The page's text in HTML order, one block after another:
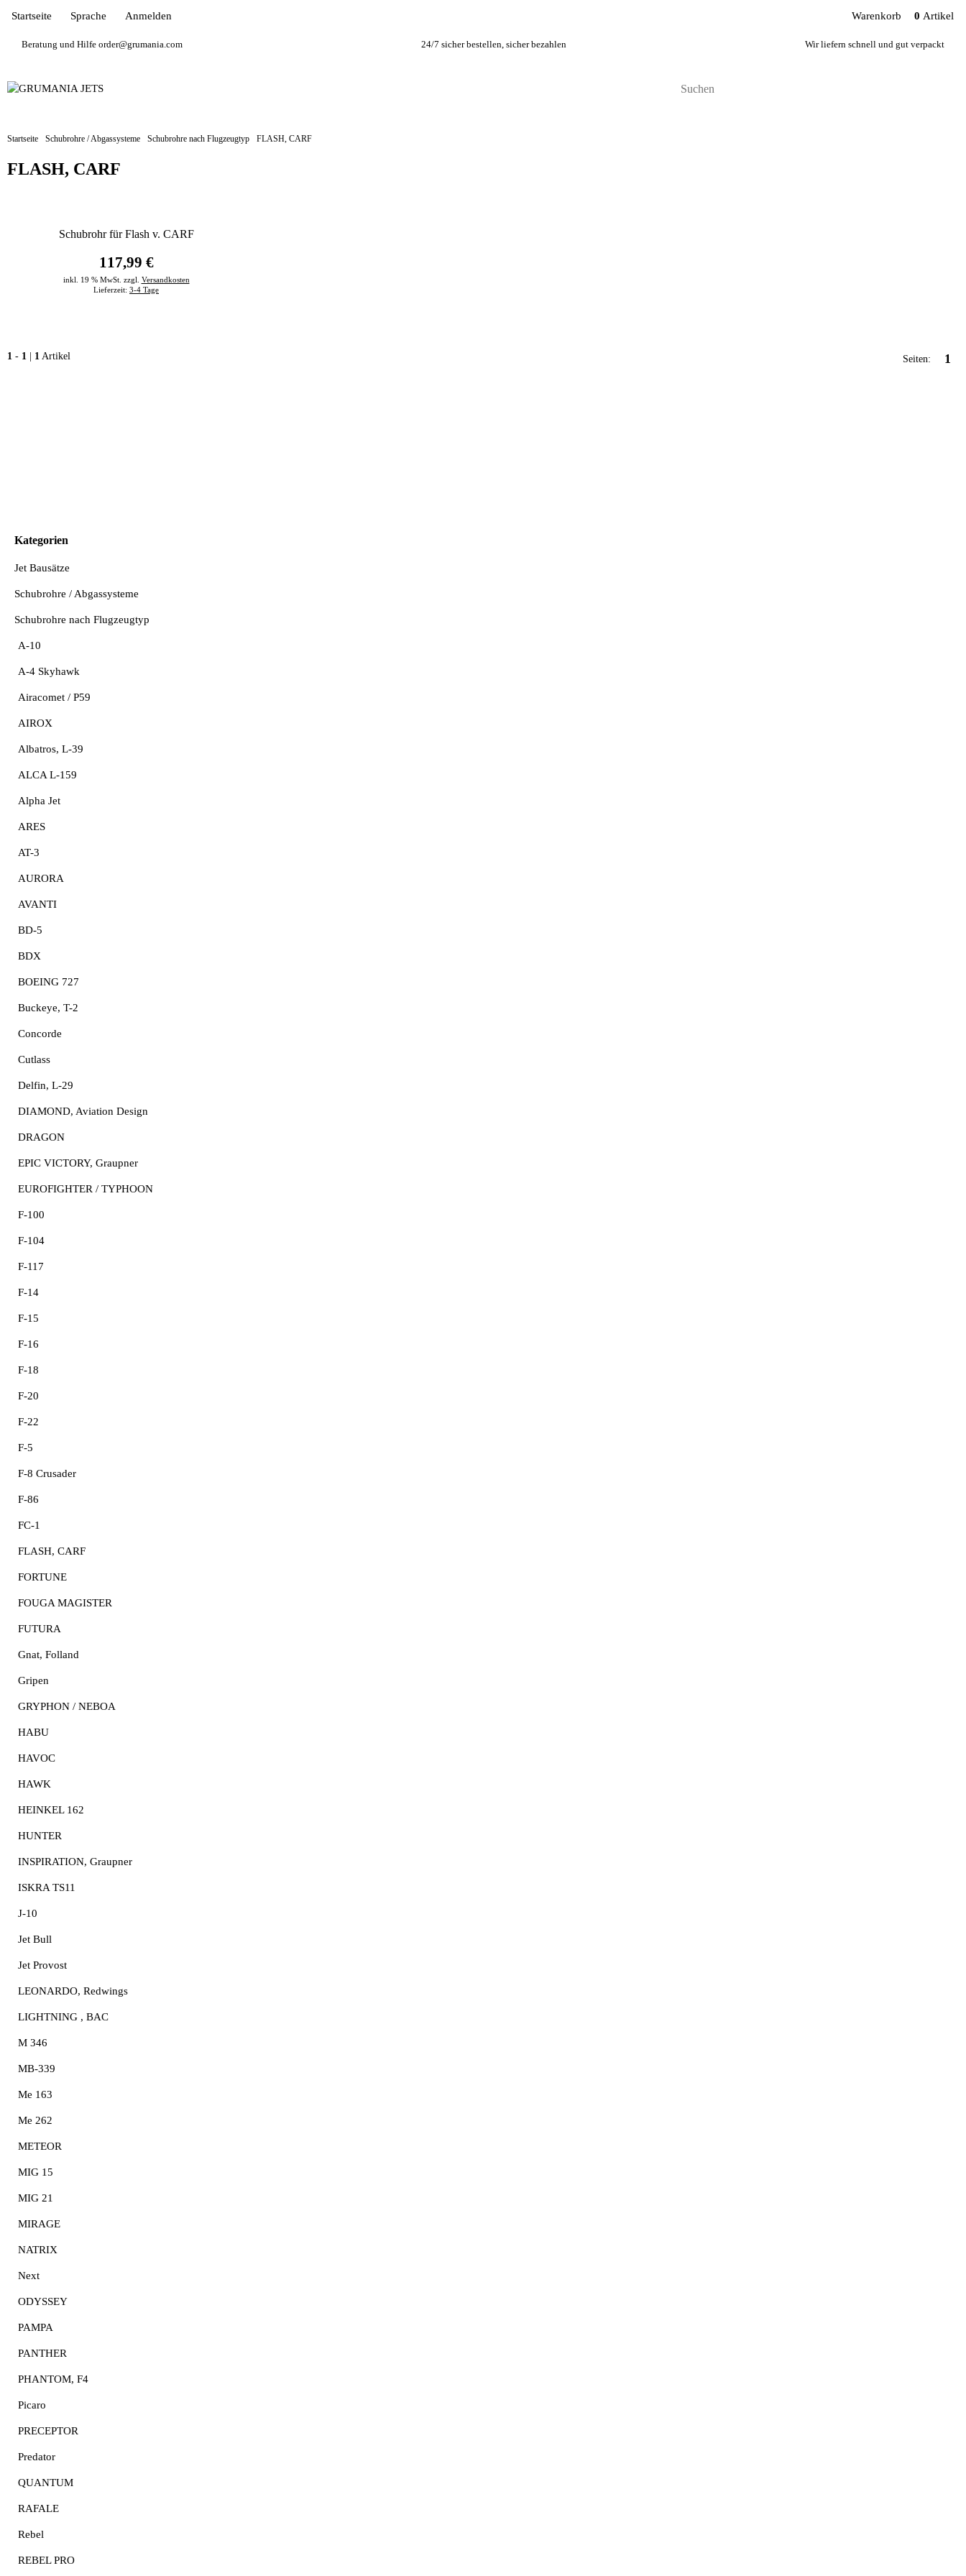
Beratung und Hilfe order@grumania.com 24/7 sicher bestellen, sicher bezahlen Wir liefern schnell und gut verpackt
Startseite Sprache Anmelden Warenkorb 0 Artikel
Startseite Schubrohre / Abgassysteme Schubrohre nach Flugzeugtyp FLASH, CARF
FLASH, CARF
Schubrohr für Flash v. CARF
117,99 €
inkl. 19 % MwSt. zzgl. Versandkosten
Lieferzeit: 3-4 Tage
1 - 1 | 1 Artikel Seiten: 1
Kategorien
Jet Bausätze
Schubrohre / Abgassysteme
Schubrohre nach Flugzeugtyp
A-10
A-4 Skyhawk
Airacomet / P59
AIROX
Albatros, L-39
ALCA L-159
Alpha Jet
ARES
AT-3
AURORA
AVANTI
BD-5
BDX
BOEING 727
Buckeye, T-2
Concorde
Cutlass
Delfin, L-29
DIAMOND, Aviation Design
DRAGON
EPIC VICTORY, Graupner
EUROFIGHTER / TYPHOON
F-100
F-104
F-117
F-14
F-15
F-16
F-18
F-20
F-22
F-5
F-8 Crusader
F-86
FC-1
FLASH, CARF
FORTUNE
FOUGA MAGISTER
FUTURA
Gnat, Folland
Gripen
GRYPHON / NEBOA
HABU
HAVOC
HAWK
HEINKEL 162
HUNTER
INSPIRATION, Graupner
ISKRA TS11
J-10
Jet Bull
Jet Provost
LEONARDO, Redwings
LIGHTNING , BAC
M 346
MB-339
Me 163
Me 262
METEOR
MIG 15
MIG 21
MIRAGE
NATRIX
Next
ODYSSEY
PAMPA
PANTHER
PHANTOM, F4
Picaro
PRECEPTOR
Predator
QUANTUM
RAFALE
Rebel
REBEL PRO